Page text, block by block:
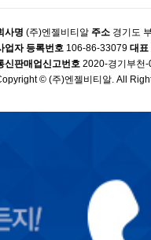
사명 (주)엔젤비티알 주소 경기도
업자 등록번호 106-86-33079 대표
신판매업신고번호 2020-경기부천
© (주)엔젤비티알. All